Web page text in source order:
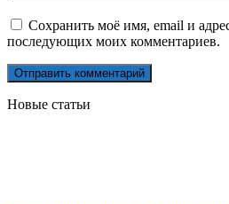
Сохранить моё имя, email и
последующих моих комментариев.
Новые статьи